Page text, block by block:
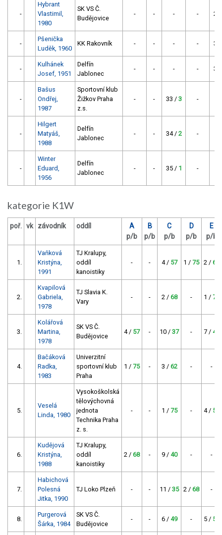
-
Hybrant
Vlastimil,
1980
SK VS Č.
Budějovice
- - - -
-
Pšenička
Luděk, 1960
KK Rakovník - - - -
-
Kulhánek
Josef, 1951
Delfín
Jablonec
- - - -
-
Bašus
Ondřej,
1987
Sportovní klub
Žižkov Praha
z.s.
- - 33 / 3 -
-
Hilgert
Matyáš,
1988
Delfín
Jablonec
- - 34 / 2 -
-
Winter
Eduard,
1956
Delfín
Jablonec
- - 35 / 1 -
kategorie K1W
poř. vk závodník oddíl
A
p/b
B
p/b
C
p/b
D
p/b
E
p/b
1.
Vaňková
Kristýna,
1991
TJ Kralupy,
oddíl
kanoistiky
- - 4 / 57 1 / 75 2 / 68
2.
Kvapilová
Gabriela,
1978
TJ Slavia K.
Vary
- - 2 / 68 - 1 / 75
3.
Kolářová
Martina,
1978
SK VS Č.
Budějovice
4 / 57 - 10 / 37 - 7 / 46
4.
Bačáková
Radka,
1983
Univerzitní
sportovní klub
Praha
1 / 75 - 3 / 62 - -
5.
Veselá
Linda, 1980
Vysokoškolská
tělovýchovná
jednota
Technika Praha
z. s.
- - 1 / 75 - 4 / 57
6.
Kudějová
Kristýna,
1988
TJ Kralupy,
oddíl
kanoistiky
2 / 68 - 9 / 40 - -
7.
Habichová
Polesná
Jitka, 1990
TJ Loko Plzeň - - 11 / 35 2 / 68 -
8.
Purgerová
Šárka, 1984
SK VS Č.
Budějovice
- - 6 / 49 - 5 / 53